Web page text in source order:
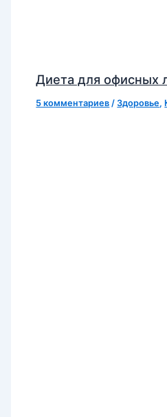
Диета для офисных
5 комментариев /Здоровье,